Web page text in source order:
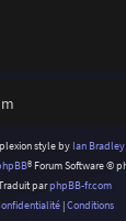
style by Ian Bradley
® Forum Software ©
parphpBB-fr.com
|Conditions